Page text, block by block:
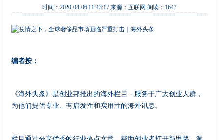
时间：2020-04-06 11:43:17 来源：互联网 阅读：1647
编者按：
《海外头条》是创业邦推出的海外栏目，服务于广大创业人群，
为他们提供专业、有启发性和实用性的海外讯息。